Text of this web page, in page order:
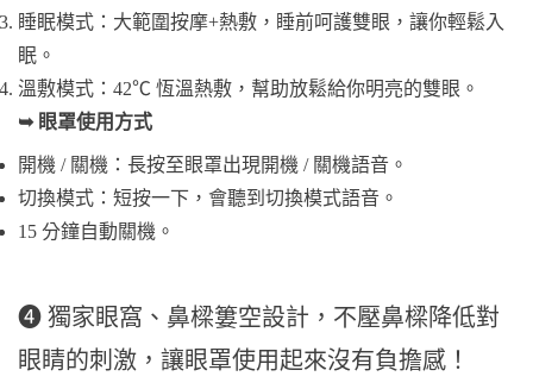
睡眠模式：大範圍按摩+熱敷，睡前呵護雙眼，讓你輕鬆入
眠。
溫敷模式：42℃ 恆溫熱敷，幫助放鬆給你明亮的雙眼。
➥ 眼罩使用方式
開機 / 關機：長按至眼罩出現開機 / 關機語音。
切換模式：短按一下，會聽到切換模式語音。
15 分鐘自動關機。
❹ 獨家眼窩、鼻樑簍空設計，不壓鼻樑降低對
眼睛的刺激，讓眼罩使用起來沒有負擔感！